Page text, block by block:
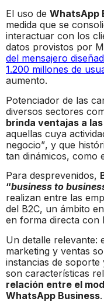
El uso de WhatsApp
medida que se
interactuar con los
datos provistos por
del mensajero
1.200 millones de
aumento.
Potenciador de las
diversos sectores
brinda ventajas a
aquellas cuya
negocio”, y que
tan dinámicos, como
Para desprevenidos,
“business to
realizan entre las
del B2C, un ámbito
en forma directa con
Un detalle relevante:
marketing y ventas
instancias de
son características
relación entre el
WhatsApp Business.